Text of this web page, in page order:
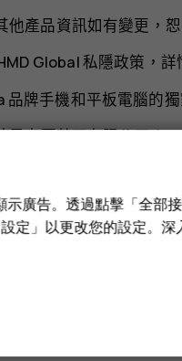
產品資訊如有變更，
Global 私隱政策，詳
品牌手機和平板電腦的
是卡爾蔡司有限公司
Play 和其他標記是
Bluetooth SIG, Inc. 所
廣告。透過點擊「全部
定」以更改您的設定。深